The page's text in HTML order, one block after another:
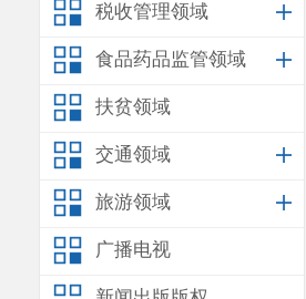
税收管理领域
食品药品监管领域
扶贫领域
交通领域
旅游领域
广播电视